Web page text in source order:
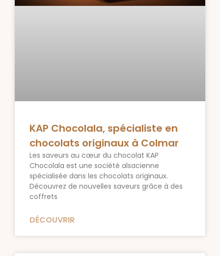
KAP Chocolala, spécialiste en
chocolats originaux à Colmar
Les saveurs au cœur du chocolat KAP
Chocolala est une société alsacienne
spécialisée dans les chocolats originaux.
Découvrez de nouvelles saveurs grâce à des
coffrets
DÉCOUVRIR